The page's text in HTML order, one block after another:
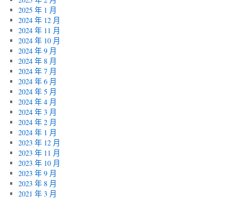
2025 年 1 月
2024 年 12 月
2024 年 11 月
2024 年 10 月
2024 年 9 月
2024 年 8 月
2024 年 7 月
2024 年 6 月
2024 年 5 月
2024 年 4 月
2024 年 3 月
2024 年 2 月
2024 年 1 月
2023 年 12 月
2023 年 11 月
2023 年 10 月
2023 年 9 月
2023 年 8 月
2021 年 3 月